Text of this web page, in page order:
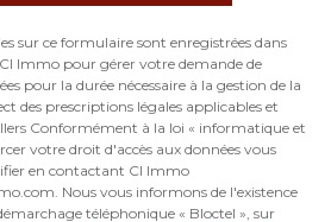
sur ce formulaire sont enregistrées dans
Immo pour gérer votre demande de
pour la durée nécessaire à la gestion de la
des prescriptions légales applicables et
Conformément à la loi « informatique et
votre droit d'accès aux données vous
en contactant CI Immo
Nous vous informons de l'existence
téléphonique « Bloctel », sur